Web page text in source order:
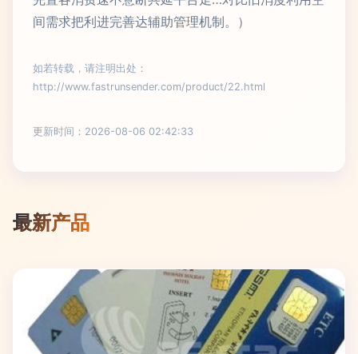
间需求把利进完善达辅助管理机制。）
如若转载，请注明出处：
http://www.fastrunsender.com/product/22.html
更新时间：2026-08-06 02:42:33
最新产品